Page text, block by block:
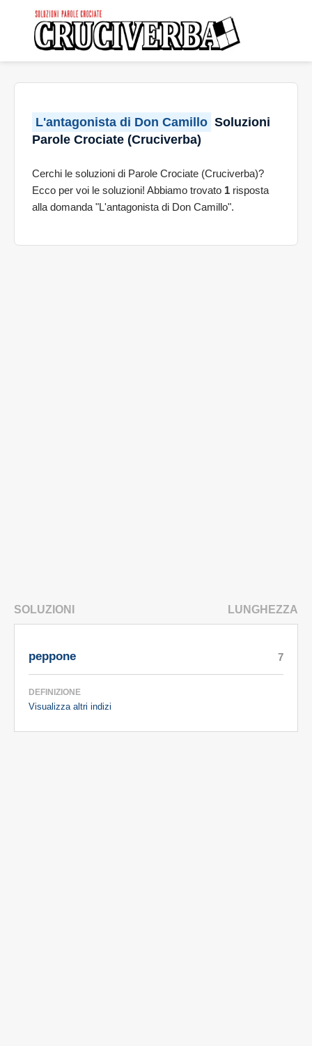
L'antagonista di Don Camillo Soluzioni
Parole Crociate (Cruciverba)
Cerchi le soluzioni di Parole Crociate (Cruciverba)?
Ecco per voi le soluzioni! Abbiamo trovato 1 risposta
alla domanda "L'antagonista di Don Camillo".
SOLUZIONI LUNGHEZZA
peppone
DEFINIZIONE
Visualizza altri indizi
7